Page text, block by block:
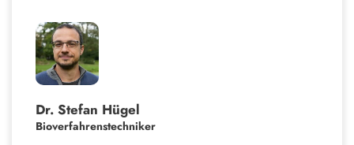
Dr. Stefan Hügel
Bioverfahrenstechniker